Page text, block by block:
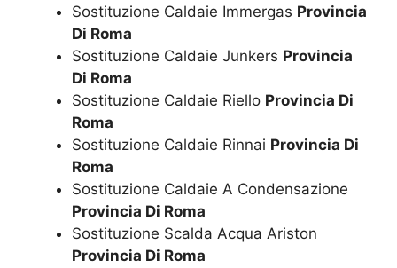
Sostituzione Caldaie Immergas Provincia
Di Roma
Sostituzione Caldaie Junkers Provincia
Di Roma
Sostituzione Caldaie Riello Provincia Di
Roma
Sostituzione Caldaie Rinnai Provincia Di
Roma
Sostituzione Caldaie A Condensazione
Provincia Di Roma
Sostituzione Scalda Acqua Ariston
Provincia Di Roma